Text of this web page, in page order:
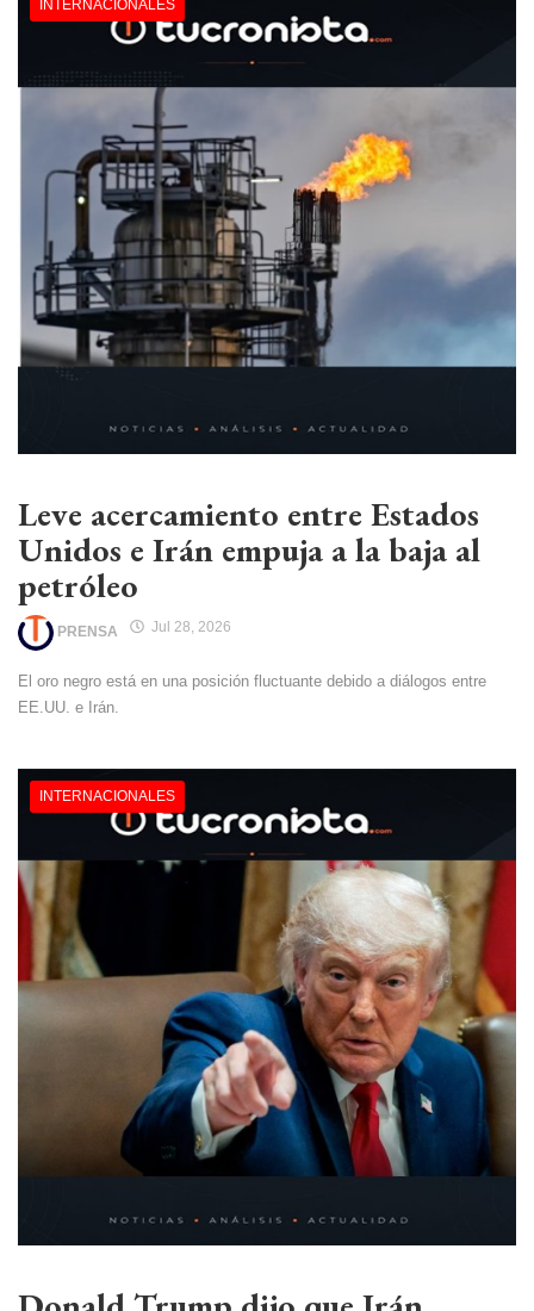
INTERNACIONALES
Leve acercamiento entre Estados
Unidos e Irán empuja a la baja al
petróleo
PRENSA Jul 28, 2026
El oro negro está en una posición fluctuante debido a diálogos entre
EE.UU. e Irán.
INTERNACIONALES